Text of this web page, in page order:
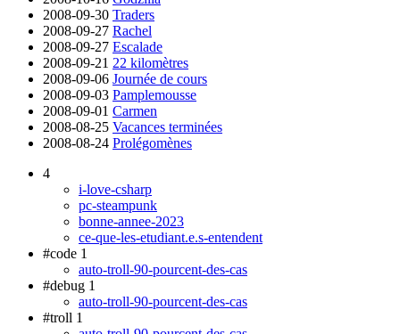
2008-09-30 Traders
2008-09-27 Rachel
2008-09-27 Escalade
2008-09-21 22 kilomètres
2008-09-06 Journée de cours
2008-09-03 Pamplemousse
2008-09-01 Carmen
2008-08-25 Vacances terminées
2008-08-24 Prolégomènes
4
i-love-csharp
pc-steampunk
bonne-annee-2023
ce-que-les-etudiant.e.s-entendent
#code 1
auto-troll-90-pourcent-des-cas
#debug 1
auto-troll-90-pourcent-des-cas
#troll 1